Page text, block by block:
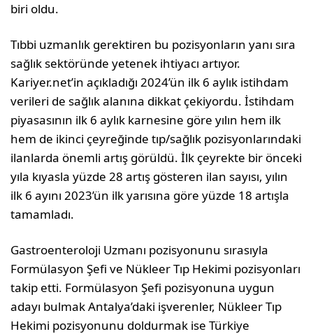
biri oldu.
Tıbbi uzmanlık gerektiren bu pozisyonların yanı sıra
sağlık sektöründe yetenek ihtiyacı artıyor.
Kariyer.net’in açıkladığı 2024’ün ilk 6 aylık istihdam
verileri de sağlık alanına dikkat çekiyordu. İstihdam
piyasasının ilk 6 aylık karnesine göre yılın hem ilk
hem de ikinci çeyreğinde tıp/sağlık pozisyonlarındaki
ilanlarda önemli artış görüldü. İlk çeyrekte bir önceki
yıla kıyasla yüzde 28 artış gösteren ilan sayısı, yılın
ilk 6 ayını 2023’ün ilk yarısına göre yüzde 18 artışla
tamamladı.
Gastroenteroloji Uzmanı pozisyonunu sırasıyla
Formülasyon Şefi ve Nükleer Tıp Hekimi pozisyonları
takip etti. Formülasyon Şefi pozisyonuna uygun
adayı bulmak Antalya’daki işverenler, Nükleer Tıp
Hekimi pozisyonunu doldurmak ise Türkiye